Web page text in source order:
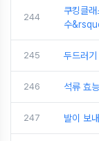
244
쿠킹클
수
245 두드러
246 석류 효
247 발이 보